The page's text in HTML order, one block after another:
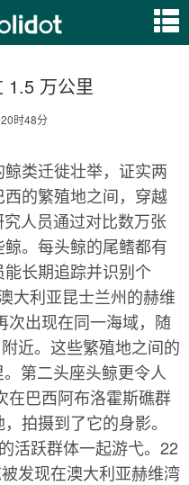
1.5 万公里
时48分
类迁徙壮举，证实两
的繁殖地之间，穿越
人员通过对比数万张
。每头鲸的尾鳍都有
长期追踪并识别个
大利亚昆士兰州的赫维
次出现在同一海域，随
近。这些繁殖地之间的
第二头座头鲸更令人
在巴西阿布洛霍斯礁群
拍摄到了它的身影。
活跃群体一起游弋。22
发现在澳大利亚赫维湾